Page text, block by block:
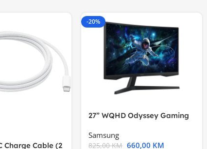
Charge Cable (2
-20%
27” WQHD Odyssey Gaming
Samsung
825,00KM 660,00 KM